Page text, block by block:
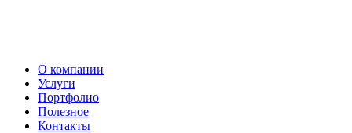
О компании
Услуги
Портфолио
Полезное
Контакты